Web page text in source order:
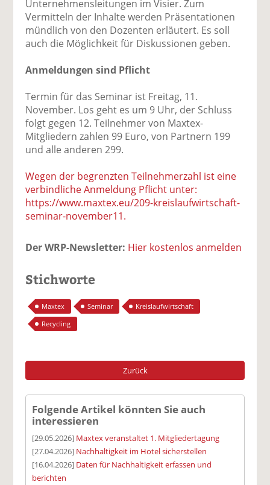
Unternehmensleitungen im Visier. Zum
Vermitteln der Inhalte werden Präsentationen
mündlich von den Dozenten erläutert. Es soll
auch die Möglichkeit für Diskussionen geben.
Anmeldungen sind Pflicht
Termin für das Seminar ist Freitag, 11.
November. Los geht es um 9 Uhr, der Schluss
folgt gegen 12. Teilnehmer von Maxtex-
Mitgliedern zahlen 99 Euro, von Partnern 199
und alle anderen 299.
Wegen der begrenzten Teilnehmerzahl ist eine
verbindliche Anmeldung Pflicht unter:
https://www.maxtex.eu/209-kreislaufwirtschaft-
seminar-november11.
Der WRP-Newsletter: Hier kostenlos anmelden
Stichworte
Maxtex Seminar
Kreislaufwirtschaft
Recycling
Zurück
Folgende Artikel könnten Sie auch
interessieren
[29.05.2026] Maxtex veranstaltet 1. Mitgliedertagung
[27.04.2026] Nachhaltigkeit im Hotel sicherstellen
[16.04.2026] Daten für Nachhaltigkeit erfassen und
berichten